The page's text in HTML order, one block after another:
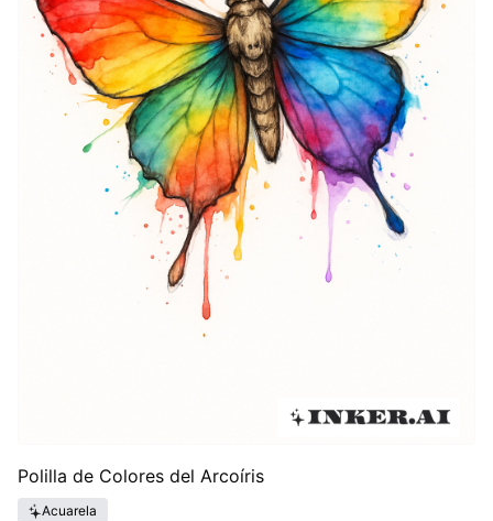
Polilla de Colores del Arcoíris
Acuarela